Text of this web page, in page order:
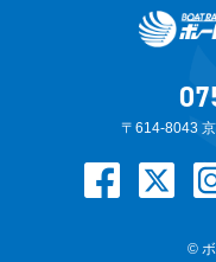
〒614-8043
©